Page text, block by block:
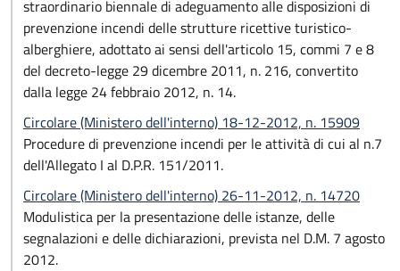
straordinario biennale di adeguamento alle disposizioni di
prevenzione incendi delle strutture ricettive turistico-
alberghiere, adottato ai sensi dell'articolo 15, commi 7 e 8
del decreto-legge 29 dicembre 2011, n. 216, convertito
dalla legge 24 febbraio 2012, n. 14.
Circolare (Ministero dell'interno) 18-12-2012, n. 15909
Procedure di prevenzione incendi per le attività di cui al n.7
dell'Allegato I al D.P.R. 151/2011.
Circolare (Ministero dell'interno) 26-11-2012, n. 14720
Modulistica per la presentazione delle istanze, delle
segnalazioni e delle dichiarazioni, prevista nel D.M. 7 agosto
2012.